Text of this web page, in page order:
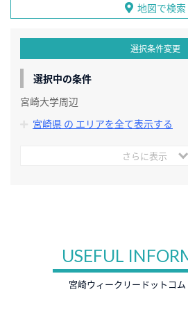
地図で検索
選択条件変更
選択中の条件
宮崎大学周辺
宮崎県 の エリアを全て表示する
さらに表示
USEFUL
宮崎ウィークリードットコ